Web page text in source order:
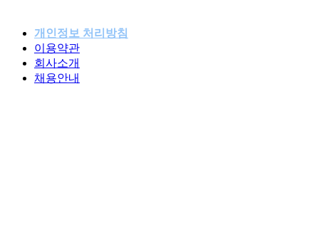
개인정보 처리방침
이용약관
회사소개
채용안내